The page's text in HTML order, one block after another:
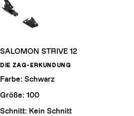
SALOMON STRIVE 12
DIE ZAG-ERKUNDUNG
Farbe: Schwarz
Größe: 100
Schnitt: Kein Schnitt